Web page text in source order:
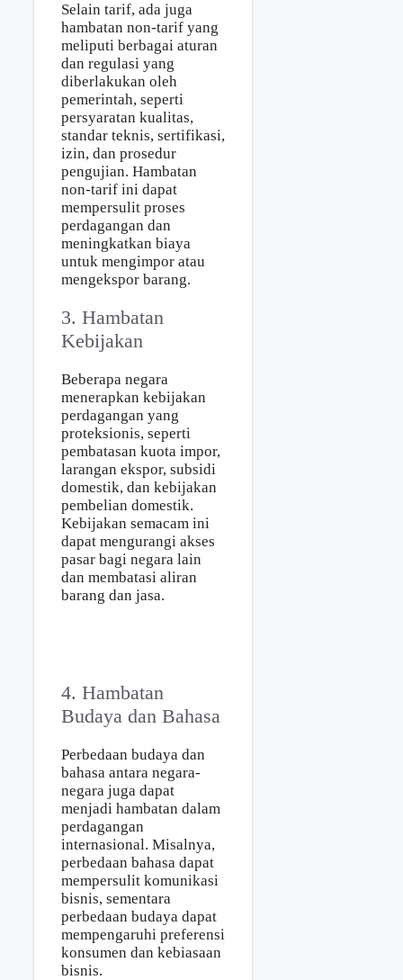
Selain tarif, ada juga
hambatan non-tarif yang
meliputi berbagai aturan
dan regulasi yang
diberlakukan oleh
pemerintah, seperti
persyaratan kualitas,
standar teknis, sertifikasi,
izin, dan prosedur
pengujian. Hambatan
non-tarif ini dapat
mempersulit proses
perdagangan dan
meningkatkan biaya
untuk mengimpor atau
mengekspor barang.
3. Hambatan
Kebijakan
Beberapa negara
menerapkan kebijakan
perdagangan yang
proteksionis, seperti
pembatasan kuota impor,
larangan ekspor, subsidi
domestik, dan kebijakan
pembelian domestik.
Kebijakan semacam ini
dapat mengurangi akses
pasar bagi negara lain
dan membatasi aliran
barang dan jasa.
4. Hambatan
Budaya dan Bahasa
Perbedaan budaya dan
bahasa antara negara-
negara juga dapat
menjadi hambatan dalam
perdagangan
internasional. Misalnya,
perbedaan bahasa dapat
mempersulit komunikasi
bisnis, sementara
perbedaan budaya dapat
mempengaruhi preferensi
konsumen dan kebiasaan
bisnis.